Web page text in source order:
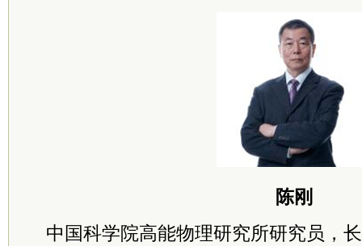
陈刚
中国科学院高能物理研究所研究员，